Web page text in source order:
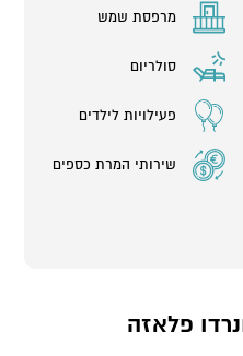
בשיתוף אגודת חולי
המתקנים המוצעים במלון בזמן
מרפסת שמש
סולריום
פעילויות לילדים
שירותי המרת כספים
פלאזה